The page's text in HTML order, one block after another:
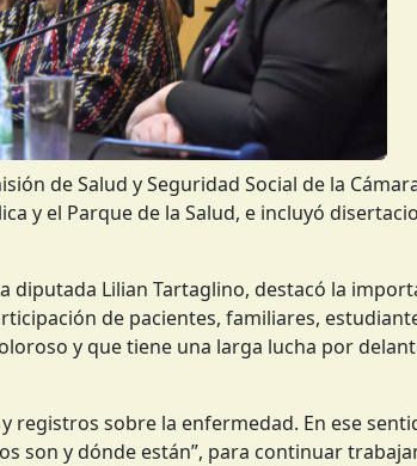
de Salud y Seguridad Social de la
y el Parque de la Salud, e incluyó
diputada Lilian Tartaglino, destacó la
de pacientes, familiares,
y que tiene una larga lucha por
sobre la enfermedad. En ese
son y dónde están”, para continuar